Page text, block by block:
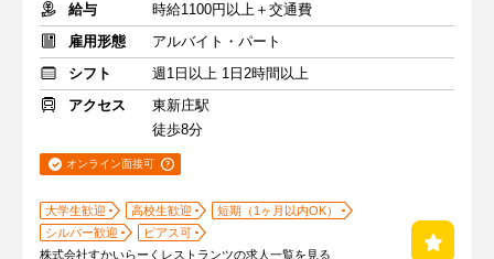
給与
時給1100円以上＋交通費
雇用形態
アルバイト・パート
シフト
週1日以上 1日2時間以上
アクセス
東新庄駅
徒歩8分
オンライン面接可
大学生歓迎 高校生歓迎
短期（1ヶ月以内OK）
シルバー歓迎
ピアス可
株式会社すかいらーくレストランツの求人一覧を見る